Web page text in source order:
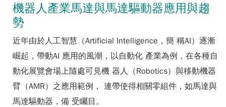
機器人產業馬達與馬達驅動器應用與趨
勢
近年由於人工智慧（Artificial Intelligence，簡 稱AI）逐漸
崛起，帶動AI 應用的風潮，以自動化 產業為例，在各種自
動化展覽會場上隨處可見機 器人（Robotics）與移動機器
臂（AMR）之應用範例， 連帶使得相關零組件，如馬達與
馬達驅動器，備 受矚目。